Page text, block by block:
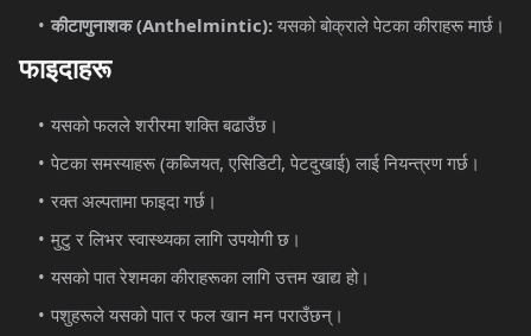
कीटाणुनाशक (Anthelmintic): यसको बोक्राले पेटका कीराहरू मार्छ।
फाइदाहरू
यसको फलले शरीरमा शक्ति बढाउँछ।
पेटका समस्याहरू (कब्जियत, एसिडिटी, पेटदुखाई) लाई नियन्त्रण गर्छ।
रक्त अल्पतामा फाइदा गर्छ।
मुटु र लिभर स्वास्थ्यका लागि उपयोगी छ।
यसको पात रेशमका कीराहरूका लागि उत्तम खाद्य हो।
पशुहरूले यसको पात र फल खान मन पराउँछन्।